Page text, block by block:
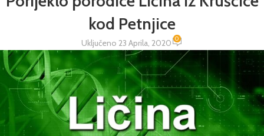
kod Petnjice
Uključeno 23 Aprila, 2020 0